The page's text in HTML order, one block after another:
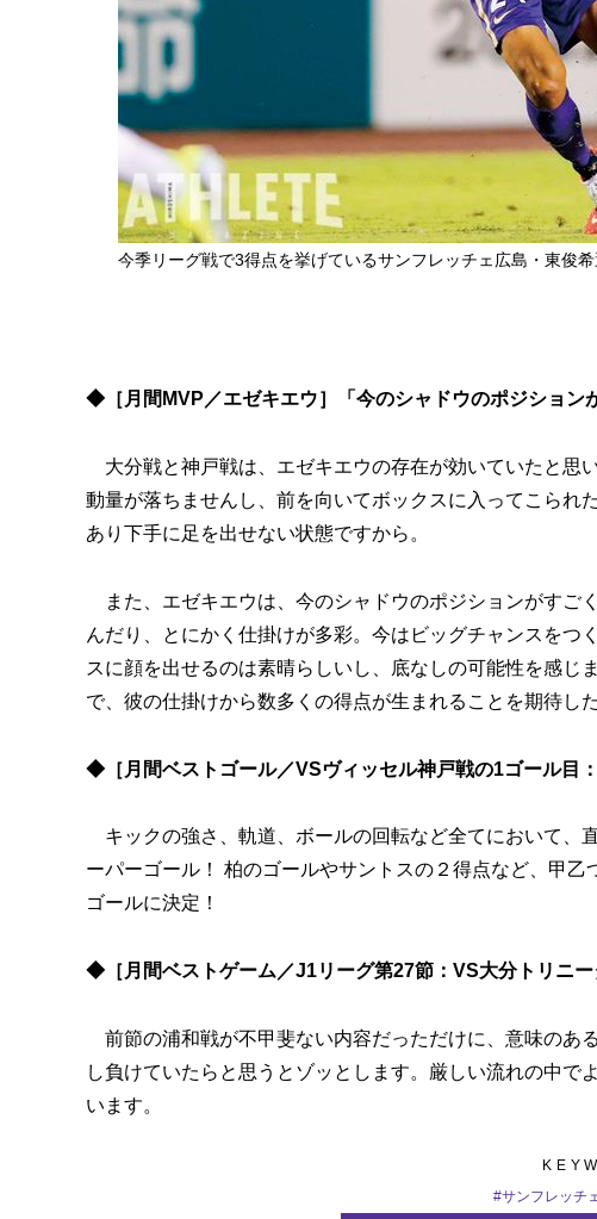
今季リーグ戦で3得点を挙げているサンフレッチェ広島・東俊希
◆［月間MVP／エゼキエウ］「今のシャドウのポジション
大分戦と神戸戦は、エゼキエウの存在が効いていたと思
動量が落ちませんし、前を向いてボックスに入ってこられ
あり下手に足を出せない状態ですから。
また、エゼキエウは、今のシャドウのポジションがすご
んだり、とにかく仕掛けが多彩。今はビッグチャンスを
スに顔を出せるのは素晴らしいし、底なしの可能性を感
で、彼の仕掛けから数多くの得点が生まれることを期待し
◆［月間ベストゴール／VSヴィッセル神戸戦の1ゴール目：
キックの強さ、軌道、ボールの回転など全てにおいて、
ーパーゴール！ 柏のゴールやサントスの２得点など、甲
ゴールに決定！
◆［月間ベストゲーム／J1リーグ第27節：VS大分トリニー
前節の浦和戦が不甲斐ない内容だっただけに、意味のあ
し負けていたらと思うとゾッとします。厳しい流れの中
います。
#サンフレッチ